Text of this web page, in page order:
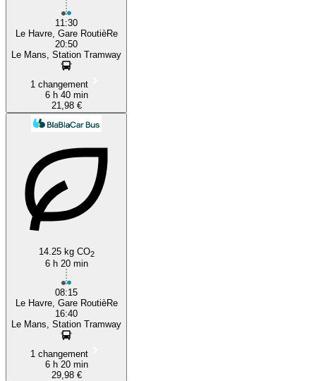
11:30
Le Havre, Gare RoutièRe
20:50
Le Mans, Station Tramway
1 changement
6 h 40 min
21,98 €
14.25 kg CO2
6 h 20 min
08:15
Le Havre, Gare RoutièRe
16:40
Le Mans, Station Tramway
1 changement
6 h 20 min
29,98 €